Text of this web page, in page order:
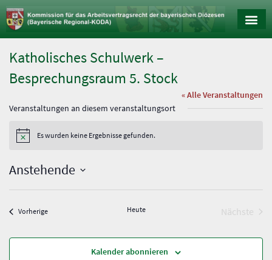
Katholisches Schulwerk –
Besprechungsraum 5. Stock
« Alle Veranstaltungen
Veranstaltungen an diesem veranstaltungsort
w
i
Es wurden keine Ergebnisse gefunden.
Anstehende
a
u
m
h
VorherigeVeranstaltungen Heute Nächste
Kalender abonnieren